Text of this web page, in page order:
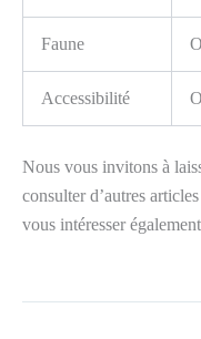
Faune
Accessibilité
Nous vous invitons à
consulter d’autres
vous intéresser